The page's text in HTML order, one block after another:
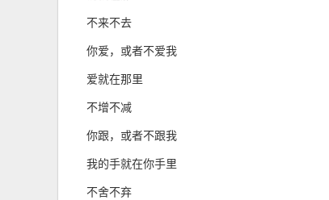
不来不去
你爱，或者不爱我
爱就在那里
不增不减
你跟，或者不跟我
我的手就在你手里
不舍不弃